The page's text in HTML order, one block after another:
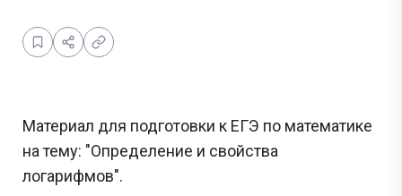
Материал для подготовки к ЕГЭ по математике
на тему: "Определение и свойства
логарифмов".